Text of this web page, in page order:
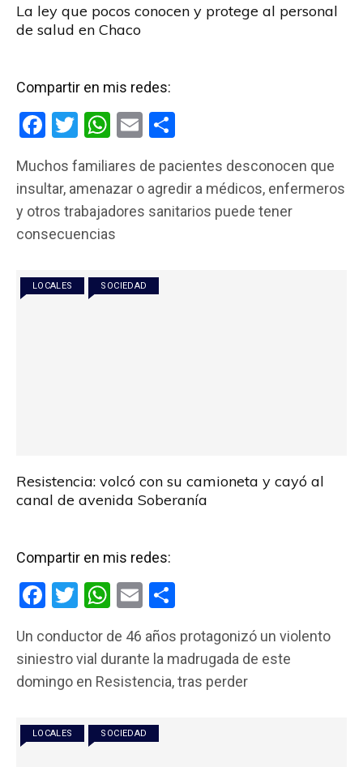
La ley que pocos conocen y protege al personal
de salud en Chaco
Compartir en mis redes:
F
ce
b
o
k
T
tt
er
W
at
s
A
p
E
ail m
p
Muchos familiares de pacientes desconocen que
insultar, amenazar o agredir a médicos, enfermeros
y otros trabajadores sanitarios puede tener
consecuencias
LOCALES SOCIEDAD
Resistencia: volcó con su camioneta y cayó al
canal de avenida Soberanía
Compartir en mis redes:
F
ce
b
o
o
k
T
tt
er
W
at
s
p
p
E
ail m
p
Un conductor de 46 años protagonizó un violento
siniestro vial durante la madrugada de este
domingo en Resistencia, tras perder
LOCALES SOCIEDAD